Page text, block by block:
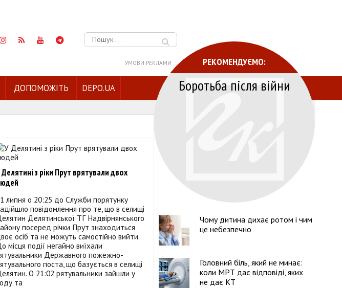
Пошук:
УМОВИ РЕКЛАМИ
ДОПОМОЖІТЬ DEPO.UA
з ріки Прут врятували двох
липня о 20:25 до Служби порятунку
повідомлення про те, що в селищі
Делятинської ТГ Надвірнянського
посеред річки Прут знаходиться
осіб та не можуть самостійно вийти.
місця події негайно виїхали
Державного пожежно-
поста, що базується в селищі
О 21:02 рятувальники зайшли у
та
РЕКОМЕНДУЄМО:
Боротьба після війни
Чому дитина дихає ротом і чим
це небезпечно
Головний біль, який не минає:
коли МРТ дає відповіді, яких
не дає КТ